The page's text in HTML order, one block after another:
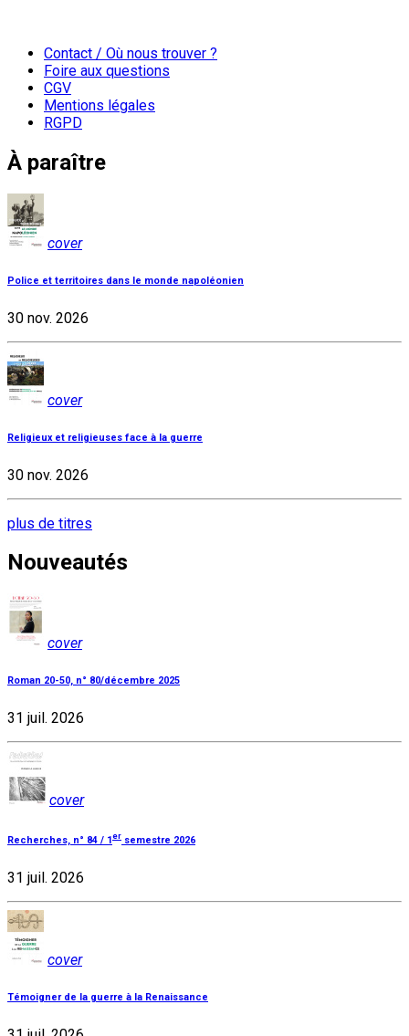
Contact / Où nous trouver ?
Foire aux questions
CGV
Mentions légales
RGPD
À paraître
cover
Police et territoires dans le monde napoléonien
30 nov. 2026
cover
Religieux et religieuses face à la guerre
30 nov. 2026
plus de titres
Nouveautés
cover
Roman 20-50, n° 80/décembre 2025
31 juil. 2026
cover
Recherches, n° 84 / 1er semestre 2026
31 juil. 2026
cover
Témoigner de la guerre à la Renaissance